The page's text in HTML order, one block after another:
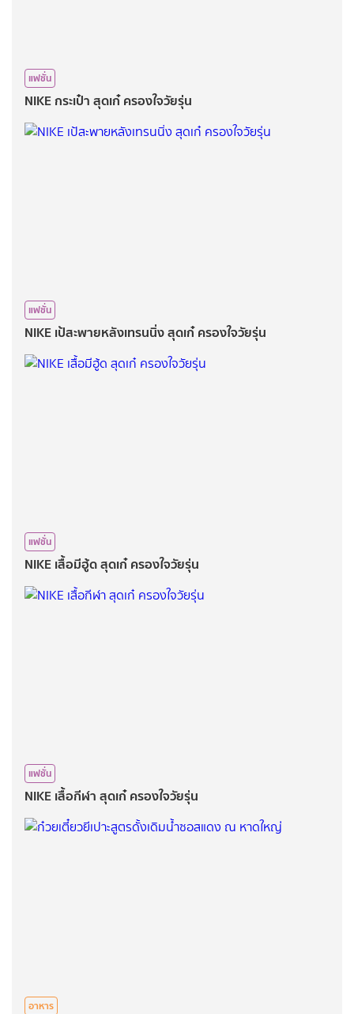
แฟชั่น
NIKE​ กระเป๋า​ สุดเก๋ ครองใจ​วัยรุ่น​
แฟชั่น
NIKE​ เป้สะพายหลังเทรนนิ่ง​ สุดเก๋ ครองใจ​วัยรุ่น​
แฟชั่น
NIKE​ เสื้อมีฮู้ด สุดเก๋​ ครองใจ​วัยรุ่น
แฟชั่น
NIKE​ เสื้อกีฬา สุดเก๋​ ครองใจ​วัยรุ่น
อาหาร